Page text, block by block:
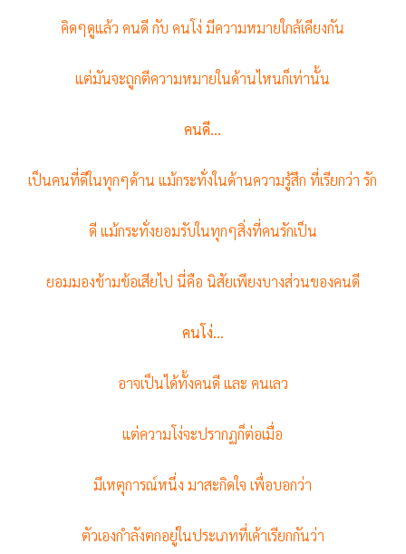
คิดๆดูแล้ว คนดี กับ คนโง่ มีความหมายใกล้เคียงกัน
แต่มันจะถูกตีความหมายในด้านไหนก็เท่านั้น
คนดี...
เป็นคนที่ดีในทุกๆด้าน แม้กระทั่งในด้านความรู้สึก ที่เรียกว่า รัก
ดี แม้กระทั่งยอมรับในทุกๆสิ่งที่คนรักเป็น
ยอมมองข้ามข้อเสียไป นี่คือ นิสัยเพียงบางส่วนของคนดี
คนโง่...
อาจเป็นได้ทั้งคนดี และ คนเลว
แต่ความโง่จะปรากฏก็ต่อเมื่อ
มีเหตุการณ์หนึ่ง มาสะกิดใจ เพื่อบอกว่า
ตัวเองกำลังตกอยู่ในประเภทที่เค้าเรียกกันว่า